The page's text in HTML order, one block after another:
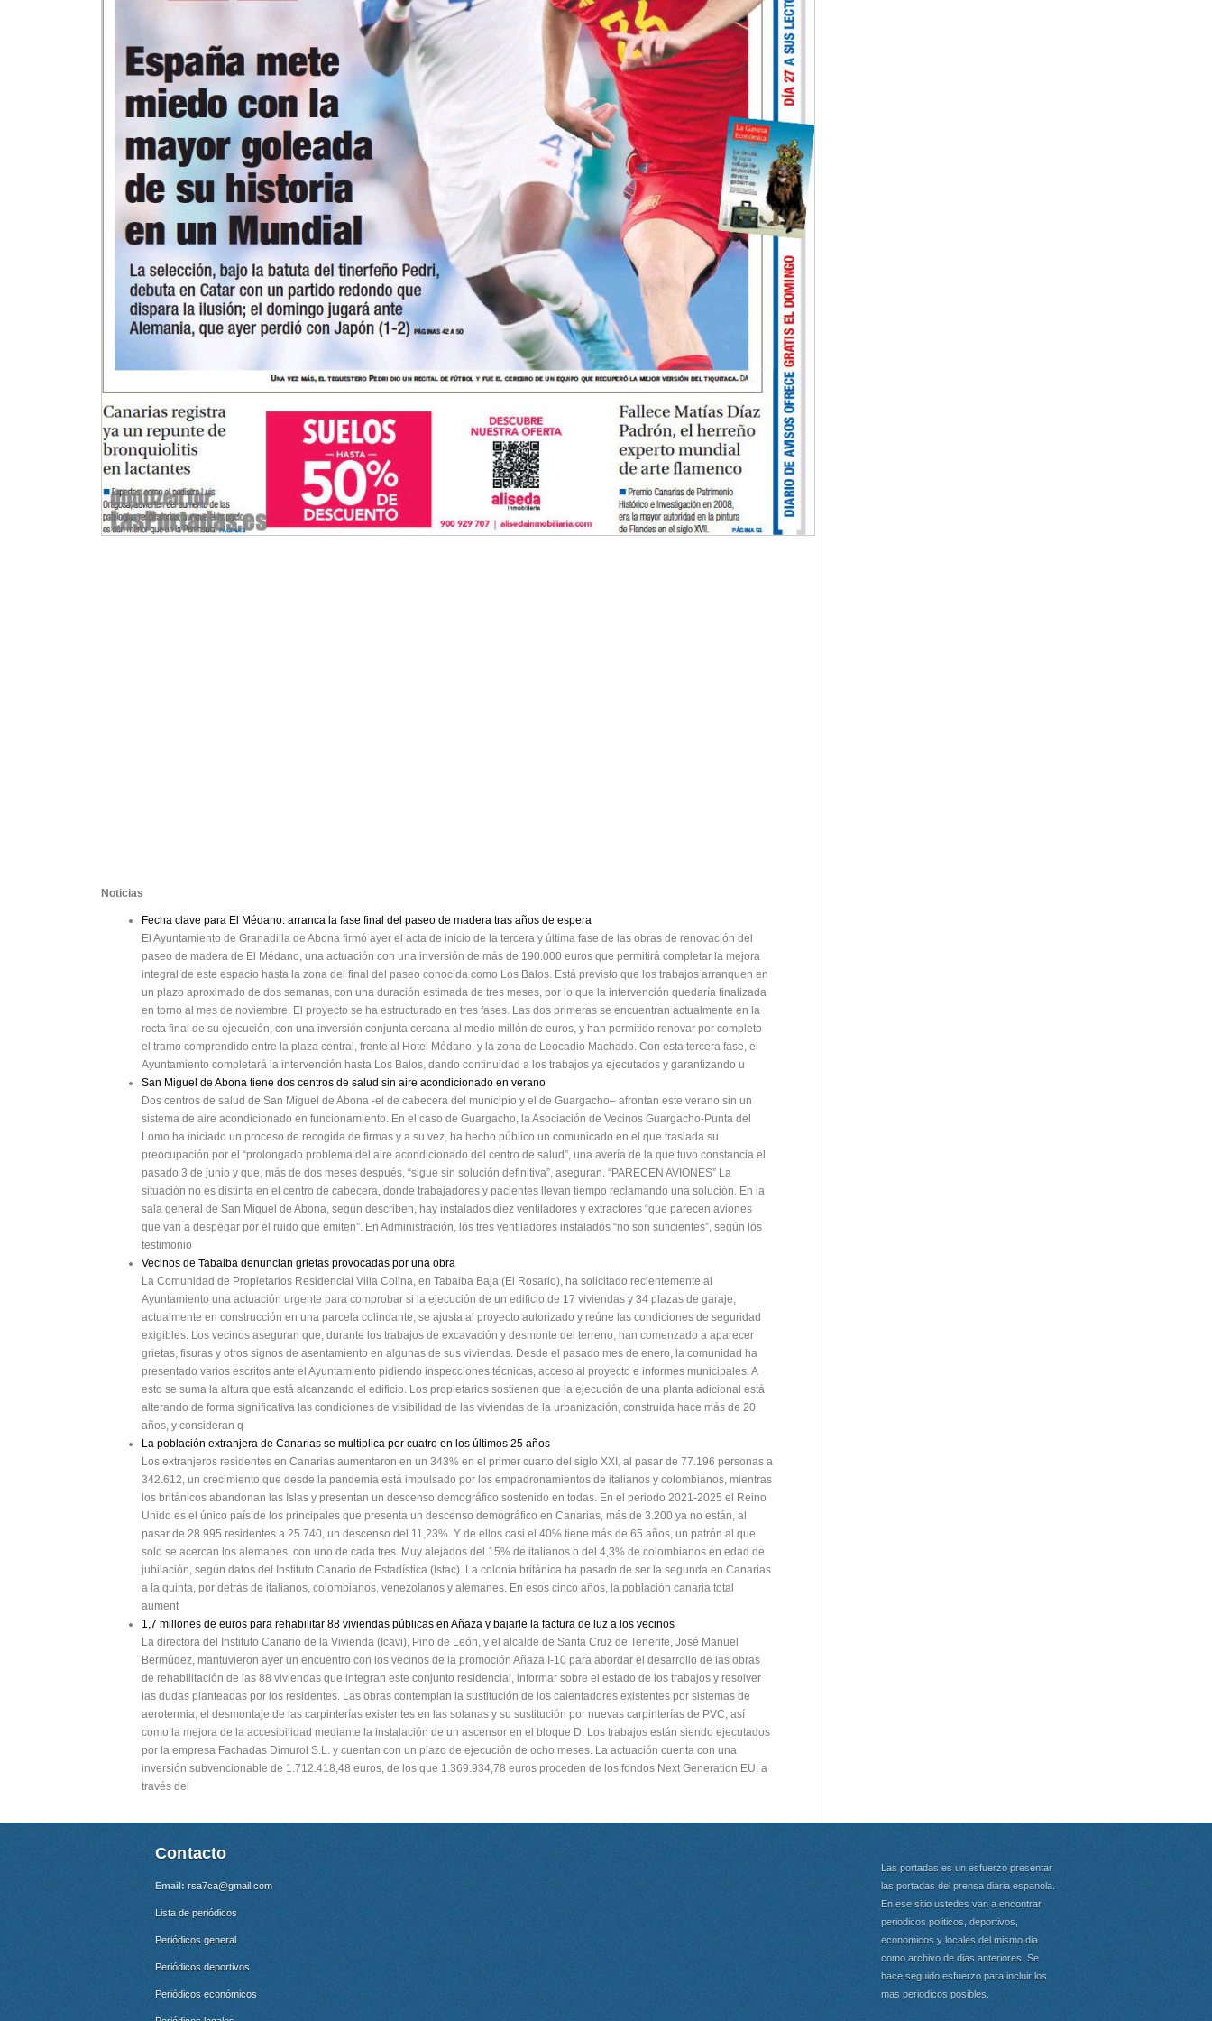
Noticias
Fecha clave para El Médano: arranca la fase final del paseo de madera tras años de espera
El Ayuntamiento de Granadilla de Abona firmó ayer el acta de inicio de la tercera y última fase de las obras de renovación del
paseo de madera de El Médano, una actuación con una inversión de más de 190.000 euros que permitirá completar la mejora
integral de este espacio hasta la zona del final del paseo conocida como Los Balos. Está previsto que los trabajos arranquen en
un plazo aproximado de dos semanas, con una duración estimada de tres meses, por lo que la intervención quedaría finalizada
en torno al mes de noviembre. El proyecto se ha estructurado en tres fases. Las dos primeras se encuentran actualmente en la
recta final de su ejecución, con una inversión conjunta cercana al medio millón de euros, y han permitido renovar por completo
el tramo comprendido entre la plaza central, frente al Hotel Médano, y la zona de Leocadio Machado. Con esta tercera fase, el
Ayuntamiento completará la intervención hasta Los Balos, dando continuidad a los trabajos ya ejecutados y garantizando u
San Miguel de Abona tiene dos centros de salud sin aire acondicionado en verano
Dos centros de salud de San Miguel de Abona -el de cabecera del municipio y el de Guargacho– afrontan este verano sin un
sistema de aire acondicionado en funcionamiento. En el caso de Guargacho, la Asociación de Vecinos Guargacho-Punta del
Lomo ha iniciado un proceso de recogida de firmas y a su vez, ha hecho público un comunicado en el que traslada su
preocupación por el “prolongado problema del aire acondicionado del centro de salud”, una avería de la que tuvo constancia el
pasado 3 de junio y que, más de dos meses después, “sigue sin solución definitiva”, aseguran. “PARECEN AVIONES” La
situación no es distinta en el centro de cabecera, donde trabajadores y pacientes llevan tiempo reclamando una solución. En la
sala general de San Miguel de Abona, según describen, hay instalados diez ventiladores y extractores “que parecen aviones
que van a despegar por el ruido que emiten”. En Administración, los tres ventiladores instalados “no son suficientes”, según los
testimonio
Vecinos de Tabaiba denuncian grietas provocadas por una obra
La Comunidad de Propietarios Residencial Villa Colina, en Tabaiba Baja (El Rosario), ha solicitado recientemente al
Ayuntamiento una actuación urgente para comprobar si la ejecución de un edificio de 17 viviendas y 34 plazas de garaje,
actualmente en construcción en una parcela colindante, se ajusta al proyecto autorizado y reúne las condiciones de seguridad
exigibles. Los vecinos aseguran que, durante los trabajos de excavación y desmonte del terreno, han comenzado a aparecer
grietas, fisuras y otros signos de asentamiento en algunas de sus viviendas. Desde el pasado mes de enero, la comunidad ha
presentado varios escritos ante el Ayuntamiento pidiendo inspecciones técnicas, acceso al proyecto e informes municipales. A
esto se suma la altura que está alcanzando el edificio. Los propietarios sostienen que la ejecución de una planta adicional está
alterando de forma significativa las condiciones de visibilidad de las viviendas de la urbanización, construida hace más de 20
años, y consideran q
La población extranjera de Canarias se multiplica por cuatro en los últimos 25 años
Los extranjeros residentes en Canarias aumentaron en un 343% en el primer cuarto del siglo XXI, al pasar de 77.196 personas a
342.612, un crecimiento que desde la pandemia está impulsado por los empadronamientos de italianos y colombianos, mientras
los británicos abandonan las Islas y presentan un descenso demográfico sostenido en todas. En el periodo 2021-2025 el Reino
Unido es el único país de los principales que presenta un descenso demográfico en Canarias, más de 3.200 ya no están, al
pasar de 28.995 residentes a 25.740, un descenso del 11,23%. Y de ellos casi el 40% tiene más de 65 años, un patrón al que
solo se acercan los alemanes, con uno de cada tres. Muy alejados del 15% de italianos o del 4,3% de colombianos en edad de
jubilación, según datos del Instituto Canario de Estadística (Istac). La colonia británica ha pasado de ser la segunda en Canarias
a la quinta, por detrás de italianos, colombianos, venezolanos y alemanes. En esos cinco años, la población canaria total
aument
1,7 millones de euros para rehabilitar 88 viviendas públicas en Añaza y bajarle la factura de luz a los vecinos
La directora del Instituto Canario de la Vivienda (Icavi), Pino de León, y el alcalde de Santa Cruz de Tenerife, José Manuel
Bermúdez, mantuvieron ayer un encuentro con los vecinos de la promoción Añaza I-10 para abordar el desarrollo de las obras
de rehabilitación de las 88 viviendas que integran este conjunto residencial, informar sobre el estado de los trabajos y resolver
las dudas planteadas por los residentes. Las obras contemplan la sustitución de los calentadores existentes por sistemas de
aerotermia, el desmontaje de las carpinterías existentes en las solanas y su sustitución por nuevas carpinterías de PVC, así
como la mejora de la accesibilidad mediante la instalación de un ascensor en el bloque D. Los trabajos están siendo ejecutados
por la empresa Fachadas Dimurol S.L. y cuentan con un plazo de ejecución de ocho meses. La actuación cuenta con una
inversión subvencionable de 1.712.418,48 euros, de los que 1.369.934,78 euros proceden de los fondos Next Generation EU, a
través del
Contacto
Email: rsa7ca@gmail.com
Lista de periódicos
Periódicos general
Periódicos deportivos
Periódicos económicos
Las portadas es un esfuerzo presentar
las portadas del prensa diaria espanola.
En ese sitio ustedes van a encontrar
periodicos politicos, deportivos,
economicos y locales del mismo dia
como archivo de dias anteriores. Se
hace seguido esfuerzo para incluir los
mas periodicos posibles.